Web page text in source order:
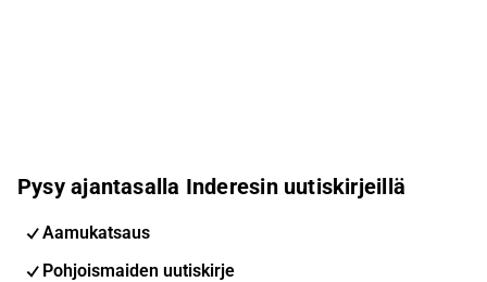
Pysy ajantasalla Inderesin uutiskirjeillä
Aamukatsaus
Pohjoismaiden uutiskirje